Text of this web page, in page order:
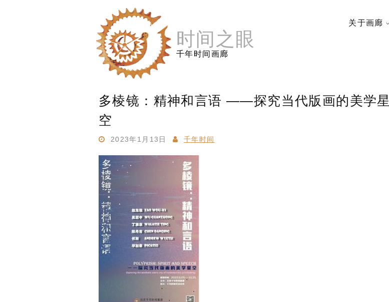
时间之眼
千年时间画廊
关于画廊
多棱镜：精神和言语 ——探究当代版画的美学星
空
2023年1月13日 千年时间